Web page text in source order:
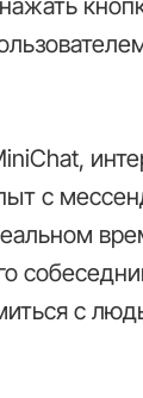
с
с